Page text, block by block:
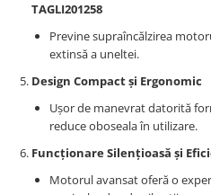
TAGLI201258
Previne supraîncălzirea
extinsă a uneltei.
Design Compact și Ergonomic
Ușor de manevrat datorită
reduce oboseala în utilizare.
Funcționare Silențioasă și
Motorul avansat oferă o